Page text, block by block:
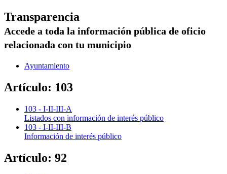
Transparencia
Accede a toda la información pública de oficio
relacionada con tu municipio
Ayuntamiento
Artículo: 103
103 - I-II-III-A
Listados con información de interés público
103 - I-II-III-B
Información de interés público
Artículo: 92